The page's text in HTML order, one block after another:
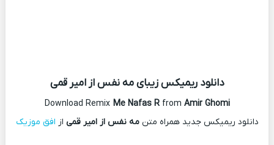
دانلود ریمیکس زیبای مه نفس از امیر قمی
Download Remix Me Nafas Rfrom Amir Ghomi
دانلود ریمیکس جدید همراه متنمه نفس از امیر قمی از افق موزیک